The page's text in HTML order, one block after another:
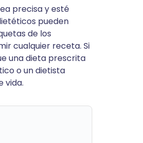
precisa y esté
pueden
de los
cualquier receta. Si
una dieta prescrita
o un dietista
vida.